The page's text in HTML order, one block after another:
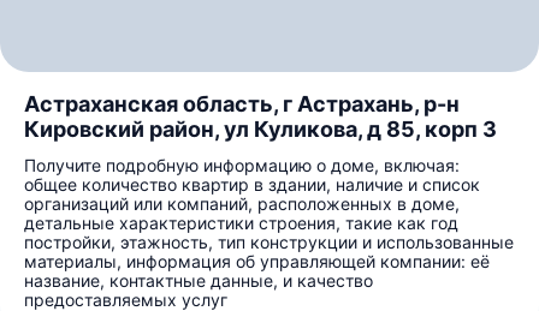
Астраханская область, г Астрахань, р-н
Кировский район, ул Куликова, д 85, корп 3
Получите подробную информацию о доме, включая:
общее количество квартир в здании, наличие и список
организаций или компаний, расположенных в доме,
детальные характеристики строения, такие как год
постройки, этажность, тип конструкции и использованные
материалы, информация об управляющей компании: её
название, контактные данные, и качество
предоставляемых услуг